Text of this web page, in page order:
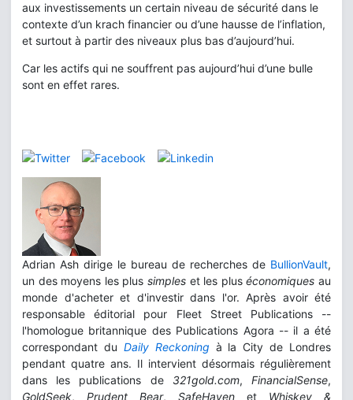
aux investissements un certain niveau de sécurité dans le
contexte d’un krach financier ou d’une hausse de l’inflation,
et surtout à partir des niveaux plus bas d’aujourd’hui.
Car les actifs qui ne souffrent pas aujourd’hui d’une bulle
sont en effet rares.
Adrian Ash dirige le bureau de recherches de BullionVault,
un des moyens les plus simples et les pluséconomiquesau
monde d'acheter et d'investir dans l'or. Après avoir été
responsable éditorial pour Fleet Street Publications --
l'homologue britannique des Publications Agora -- il a été
correspondant du Daily Reckoning à la City de Londres
pendant quatre ans. Il intervient désormais régulièrement
dans les publications de 321gold.com,FinancialSense,
GoldSeek, Prudent Bear, SafeHaven et Whiskey &